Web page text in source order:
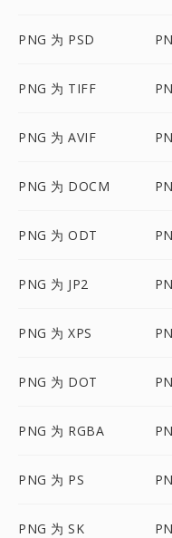
PNG 为 PSD
PNG 为 TIFF
PNG 为 AVIF
PNG 为 DOCM
PNG 为 ODT
PNG 为 JP2
PNG 为 XPS
PNG 为 DOT
PNG 为 RGBA
PNG 为 PS
PNG 为 SK